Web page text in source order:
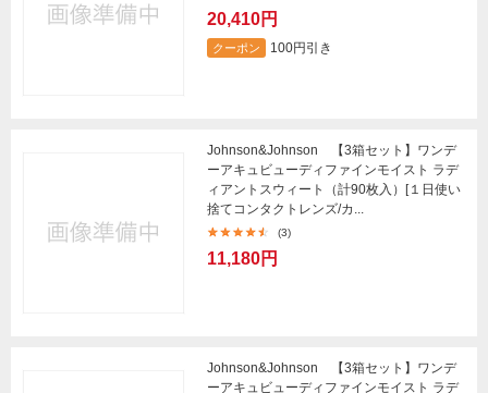
20,410円
クーポン 100円引き
Johnson&Johnson 【3箱セット】ワンデ
ーアキュビューディファインモイスト ラデ
ィアントスウィート（計90枚入）[１日使い
捨てコンタクトレンズ/カ...
(3)
11,180円
Johnson&Johnson 【3箱セット】ワンデ
ーアキュビューディファインモイスト ラデ